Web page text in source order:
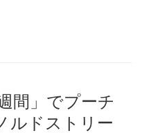
間」でプーチ
ルドストリー